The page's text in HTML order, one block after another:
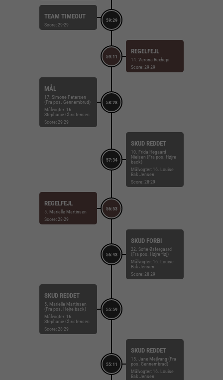
59:29
TEAM TIMEOUT
Score: 29-29
59:11
REGELFEJL
14. Verona Rexhepi
Score: 29-29
58:28
MÅL
17. Simone Petersen
(Fra pos. Gennembrud)
Målvogter: 16.
Stephanie Christensen
Score: 29-29
57:34
SKUD REDDET
10. Frida Høgaard
Nielsen (Fra pos. Højre
back)
Målvogter: 16. Louise
Bak Jensen
Score: 28-29
56:53
REGELFEJL
5. Marielle Martinsen
Score: 28-29
56:43
SKUD FORBI
22. Sofie Østergaard
(Fra pos. Højre fløj)
Målvogter: 16. Louise
Bak Jensen
Score: 28-29
55:59
SKUD REDDET
5. Marielle Martinsen
(Fra pos. Højre back)
Målvogter: 16.
Stephanie Christensen
Score: 28-29
55:11
SKUD REDDET
15. Jane Mejlvang (Fra
pos. Gennembrud)
Målvogter: 16. Louise
Bak Jensen